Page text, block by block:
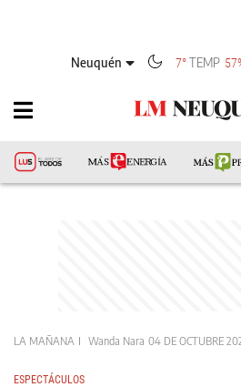
Neuquén 7°TEMP
LA MAÑANA Wanda Nara 04 DE OCTUBRE
ESPECTÁCULOS